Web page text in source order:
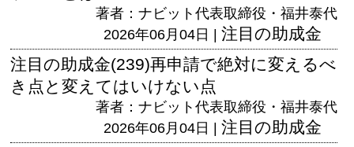
著者：ナビット代表取締役・福井泰代
2026年06月04日 | 注目の助成金
注目の助成金(239)再申請で絶対に変えるべ
き点と変えてはいけない点
著者：ナビット代表取締役・福井泰代
2026年06月04日 | 注目の助成金